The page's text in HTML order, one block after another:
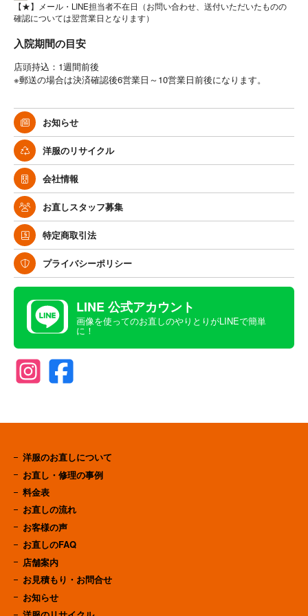
【★】メール・LINE担当者不在日（お問い合わせ、送付いただいたものの
確認については翌営業日となります）
入院期間の目安
店頭持込：1週間前後
※郵送の場合は決済確認後6営業日～10営業日前後になります。
お知らせ
洋服のリサイクル
会社情報
お直しスタッフ募集
特定商取引法
プライバシーポリシー
LINE 公式アカウント
画像を使ってのお直しのやりとりがLINEで簡単
に！
洋服のお直しについて
お直し・修理の事例
料金表
お直しの流れ
お客様の声
お直しのFAQ
店舗案内
お見積もり・お問合せ
お知らせ